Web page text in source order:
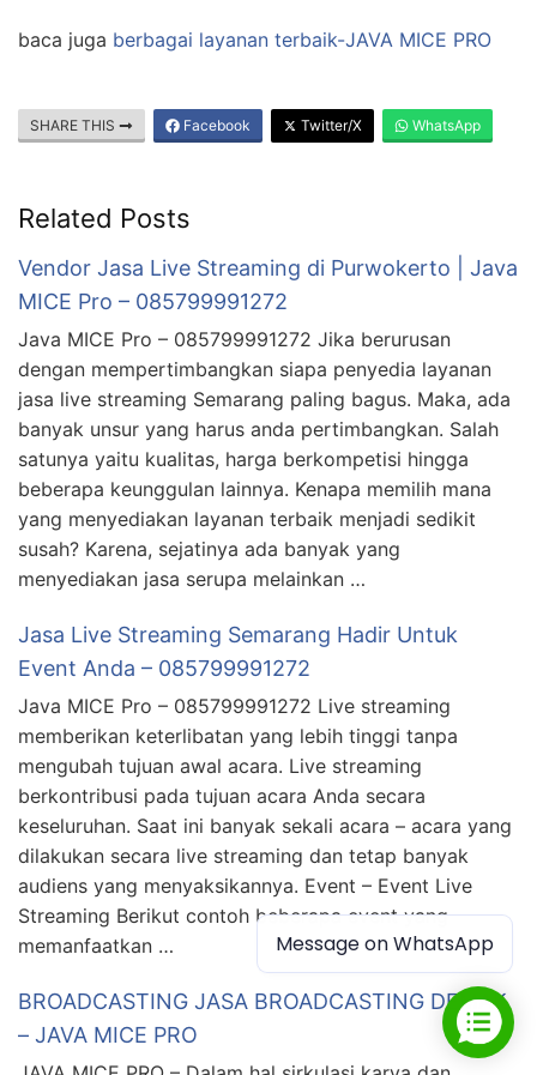
baca juga berbagai layanan terbaik-JAVA MICE PRO
SHARE THIS Facebook Twitter/X WhatsApp
Related Posts
Vendor Jasa Live Streaming di Purwokerto | Java
MICE Pro – 085799991272
Java MICE Pro – 085799991272 Jika berurusan
dengan mempertimbangkan siapa penyedia layanan
jasa live streaming Semarang paling bagus. Maka, ada
banyak unsur yang harus anda pertimbangkan. Salah
satunya yaitu kualitas, harga berkompetisi hingga
beberapa keunggulan lainnya. Kenapa memilih mana
yang menyediakan layanan terbaik menjadi sedikit
susah? Karena, sejatinya ada banyak yang
menyediakan jasa serupa melainkan …
Jasa Live Streaming Semarang Hadir Untuk
Event Anda – 085799991272
Java MICE Pro – 085799991272 Live streaming
memberikan keterlibatan yang lebih tinggi tanpa
mengubah tujuan awal acara. Live streaming
berkontribusi pada tujuan acara Anda secara
keseluruhan. Saat ini banyak sekali acara – acara yang
dilakukan secara live streaming dan tetap banyak
audiens yang menyaksikannya. Event – Event Live
Streaming Berikut contoh beberapa event yang
memanfaatkan …
BROADCASTING JASA BROADCASTING DEMAK
– JAVA MICE PRO
Message on WhatsApp